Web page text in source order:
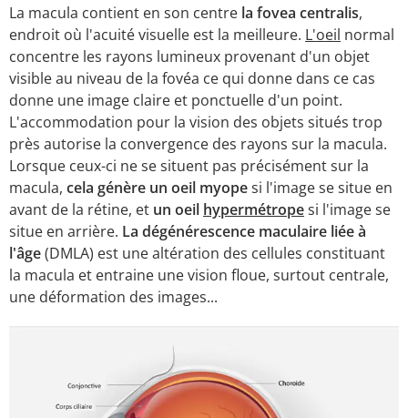
La macula contient en son centre la fovea centralis,
endroit où l'acuité visuelle est la meilleure. L'oeil normal
concentre les rayons lumineux provenant d'un objet
visible au niveau de la fovéa ce qui donne dans ce cas
donne une image claire et ponctuelle d'un point.
L'accommodation pour la vision des objets situés trop
près autorise la convergence des rayons sur la macula.
Lorsque ceux-ci ne se situent pas précisément sur la
macula, cela génère un oeil myopesi l'image se situe en
avant de la rétine, et un oeil hypermétropesi l'image se
situe en arrière. La dégénérescence maculaire liée à
l'âge(DMLA) est une altération des cellules constituant
la macula et entraine une vision floue, surtout centrale,
une déformation des images...